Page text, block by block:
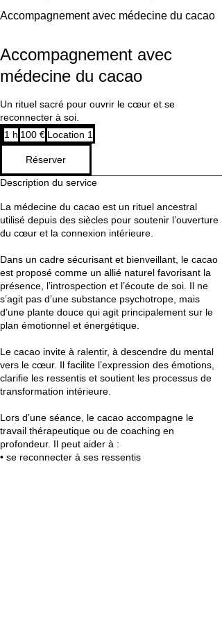
Accompagnement avec médecine du cacao
Accompagnement avec
médecine du cacao
Un rituel sacré pour ouvrir le cœur et se
reconnecter à soi.
1 h 1
100
euros
100 € Location 1
Réserver
Description du service
La médecine du cacao est un rituel ancestral
utilisé depuis des siècles pour soutenir l’ouverture
du cœur et la connexion intérieure.
Dans un cadre sécurisant et bienveillant, le cacao
est proposé comme un allié naturel favorisant la
présence, l’introspection et l’écoute de soi. Il ne
s’agit pas d’une substance psychotrope, mais
d’une plante douce qui agit principalement sur le
plan émotionnel et énergétique.
Le cacao invite à ralentir, à descendre du mental
vers le cœur. Il facilite l’expression des émotions,
clarifie les ressentis et soutient les processus de
transformation intérieure.
Lors d’une séance, le cacao accompagne le
travail thérapeutique ou de coaching en
profondeur. Il peut aider à :
• se reconnecter à ses ressentis